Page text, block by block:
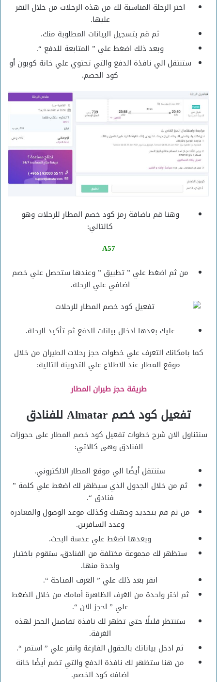
اختر الرحلة المناسبة لك من هذه الرحلات من خلال النقر
عليها.
ثم قم بتسجيل البيانات المطلوبة منك.
وبعد ذلك اضغط علي ” المتابعة للدفع “.
ستنتقل الي نافذة الدفع والتي تحتوي علي خانة كوبون أو
كود الخصم.
وهنا قم باضافة رمز كود خصم المطار للرحلات وهو
كالتالي:
A57
من ثم اضغط علي ” تطبيق ” وعندها ستحصل علي خصم
اضافي علي الرحلة.
عليك بعدها ادخال بيانات الدفع ثم تأكيد الرحلة.
كما بامكانك التعرف علي خطوات حجز رحلات الطيران من خلال
موقع المطار عند الاطلاع علي التدوينة التالية:
طريقة حجز طيران المطار
تفعيل كود خصم Almatar للفنادق
سنتناول الان شرح خطوات تفعيل كود خصم المطار على حجوزات
الفنادق وهى كالاتي:
ستنتقل أيضًا الي موقع المطار الالكتروني.
ثم من خلال الجدول الذي سيظهر لك اضغط علي كلمة ”
فنادق “.
من ثم قم بتحديد وجهتك وكذلك موعد الوصول والمغادرة
وعدد السافرين.
وبعدها اضغط علي عدسة البحث.
ستظهر لك مجموعة مختلفة من الفنادق، ستقوم باختيار
واحدة منها.
انقر بعد ذلك علي ” الغرف المتاحة “.
ثم اختر واحدة من الغرف الظاهرة أمامك من خلال الضغط
علي ” احجز الان “.
ستنتظر قليلًا حتي تظهر لك نافذة تفاصيل الحجز لهذه
الغرفة.
ثم ادخل بياناتك بالحقول الفارغة وانقر علي ” استمر “.
من هنا ستظهر لك نافذة الدفع والتي تضم أيضًا خانة
اضافة كود الخصم.